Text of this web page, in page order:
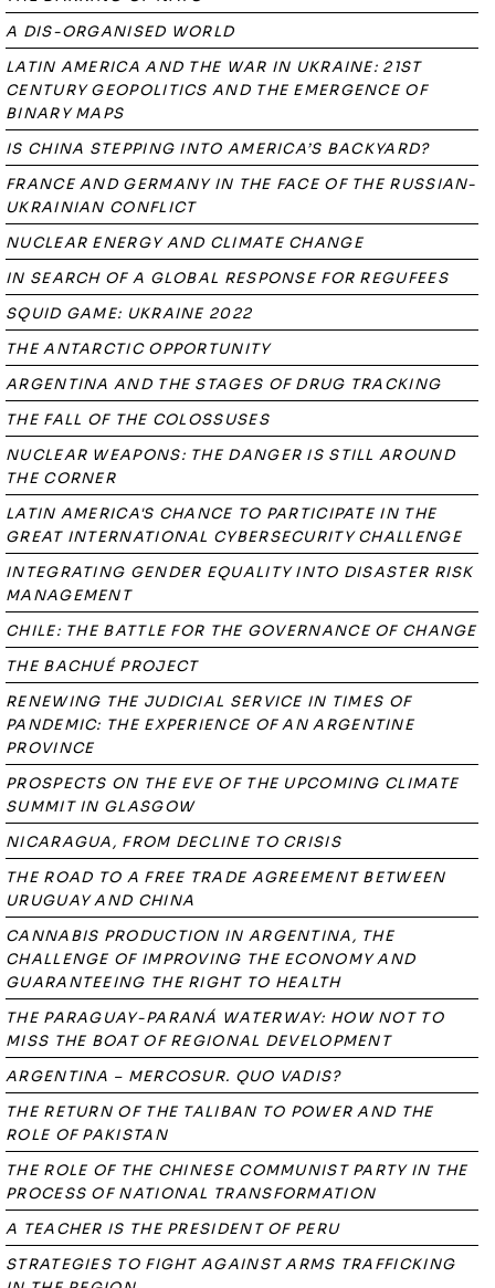
A DIS-ORGANISED WORLD
LATIN AMERICA AND THE WAR IN UKRAINE: 21ST
CENTURY GEOPOLITICS AND THE EMERGENCE OF
BINARY MAPS
IS CHINA STEPPING INTO AMERICA’S BACKYARD?
FRANCE AND GERMANY IN THE FACE OF THE RUSSIAN-
UKRAINIAN CONFLICT
NUCLEAR ENERGY AND CLIMATE CHANGE
IN SEARCH OF A GLOBAL RESPONSE FOR REGUFEES
SQUID GAME: UKRAINE 2022
THE ANTARCTIC OPPORTUNITY
ARGENTINA AND THE STAGES OF DRUG TRACKING
THE FALL OF THE COLOSSUSES
NUCLEAR WEAPONS: THE DANGER IS STILL AROUND
THE CORNER
LATIN AMERICA'S CHANCE TO PARTICIPATE IN THE
GREAT INTERNATIONAL CYBERSECURITY CHALLENGE
INTEGRATING GENDER EQUALITY INTO DISASTER RISK
MANAGEMENT
CHILE: THE BATTLE FOR THE GOVERNANCE OF CHANGE
THE BACHUÉ PROJECT
RENEWING THE JUDICIAL SERVICE IN TIMES OF
PANDEMIC: THE EXPERIENCE OF AN ARGENTINE
PROVINCE
PROSPECTS ON THE EVE OF THE UPCOMING CLIMATE
SUMMIT IN GLASGOW
NICARAGUA, FROM DECLINE TO CRISIS
THE ROAD TO A FREE TRADE AGREEMENT BETWEEN
URUGUAY AND CHINA
CANNABIS PRODUCTION IN ARGENTINA, THE
CHALLENGE OF IMPROVING THE ECONOMY AND
GUARANTEEING THE RIGHT TO HEALTH
THE PARAGUAY-PARANÁ WATERWAY: HOW NOT TO
MISS THE BOAT OF REGIONAL DEVELOPMENT
ARGENTINA – MERCOSUR. QUO VADIS?
THE RETURN OF THE TALIBAN TO POWER AND THE
ROLE OF PAKISTAN
THE ROLE OF THE CHINESE COMMUNIST PARTY IN THE
PROCESS OF NATIONAL TRANSFORMATION
A TEACHER IS THE PRESIDENT OF PERU
STRATEGIES TO FIGHT AGAINST ARMS TRAFFICKING